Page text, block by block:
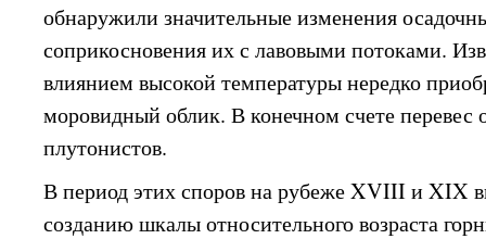
обнаружили значительные изменения
соприкосновения их с лавовыми потоками.
влиянием высокой температуры нередко
моровидный облик. В конечном счете перевес
плутонистов.
В период этих споров на рубеже XVIII и XIX
созданию шкалы относительного возраста